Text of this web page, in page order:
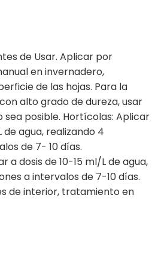
de Usar. Aplicar por
en invernadero,
de las hojas. Para la
alto grado de dureza, usar
sea posible. Hortícolas: Aplicar
de agua, realizando 4
de 7- 10 días.
a dosis de 10-15 ml/L de agua,
a intervalos de 7-10 días.
de interior, tratamiento en